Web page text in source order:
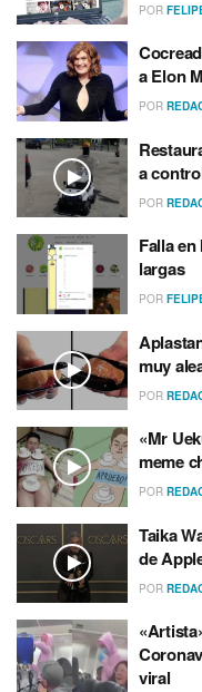
POR
a Elon
POR
a
POR
Falla
largas
POR
muy
POR
«Mr
meme
POR
Taika
de
POR
viral